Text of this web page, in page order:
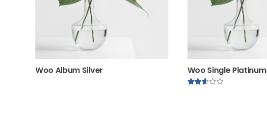
Woo Album Silver Woo Single Platinum